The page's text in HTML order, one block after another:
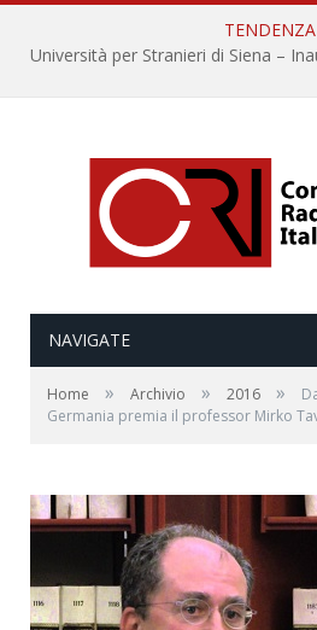
TENDENZA
NAVIGATE
Home » Archivio » 2016 »
Germania premia il professor Mirko